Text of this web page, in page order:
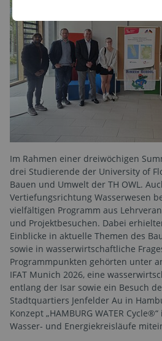
Im Rahmen einer dreiwöchigen
drei Studierende der University of
Bauen und Umwelt der TH OWL.
Vertiefungsrichtung Wasserwesen
vielfältigen Programm aus
und Projektbesuchen. Dabei
Einblicke in aktuelle Themen des
sowie in wasserwirtschaftliche
Programmpunkten gehörten unter
IFAT Munich 2026, eine
entlang der Isar sowie ein Besuch
Stadtquartiers Jenfelder Au in
Konzept „HAMBURG WATER
Wasser- und Energiekreisläufe